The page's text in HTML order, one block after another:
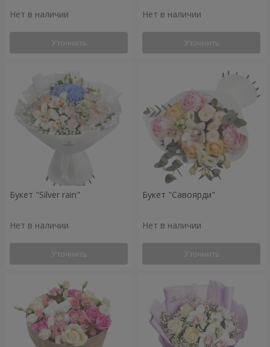
Нет в наличии
Уточнить
Нет в наличии
Уточнить
Букет "Silver rain"
Нет в наличии
Уточнить
Букет "Савоярди"
Нет в наличии
Уточнить